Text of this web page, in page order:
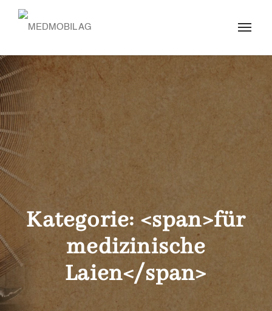
Kategorie: <span>für
medizinische
Laien</span>